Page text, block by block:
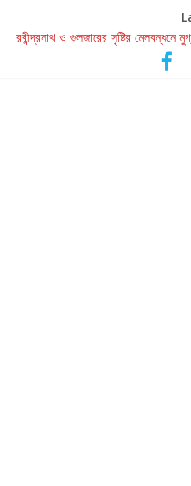
রবীন্দ্রনাথ ও গুলজারের সৃষ্টির মেলবন্ধনে
কলের গান থেকে রীলস্ — বাঙালির গান
জগন্নাথমঙ্গলম্ — বাংলায় প্রথমবার মঞ্চে